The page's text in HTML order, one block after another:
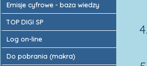
Emisje cyfrowe - baza wiedzy
TOP DIGI SP
Log on-line
Do pobrania (makra)